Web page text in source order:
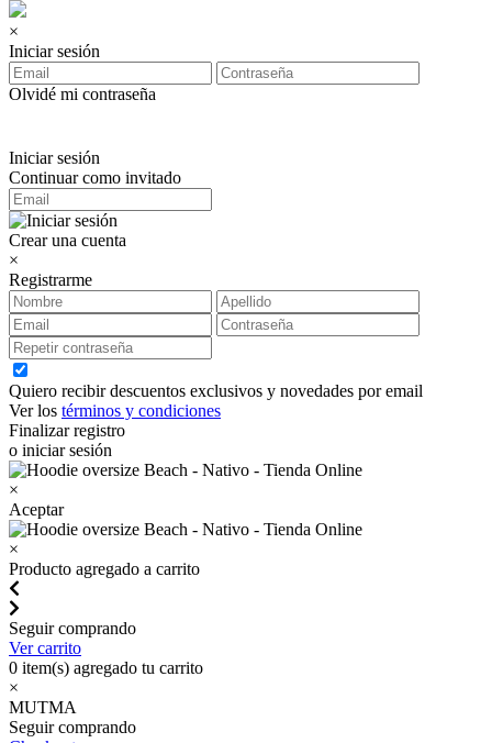
×
Iniciar sesión
Olvidé mi contraseña
Iniciar sesión
Continuar como invitado
Crear una cuenta
×
Registrarme
Quiero recibir descuentos exclusivos y novedades por email
Ver los términos y condiciones
Finalizar registro
o iniciar sesión
×
Aceptar
×
Producto agregado a carrito
Seguir comprando
Ver carrito
0 item(s) agregado tu carrito
×
MUTMA
Seguir comprando